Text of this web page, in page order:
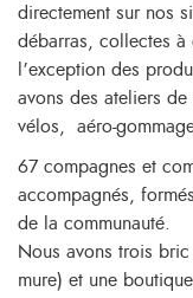
directement sur nos
débarras, collectes
l’exception des
avons des ateliers de
vélos, aéro-
67 compagnes et
accompagnés,
de la communauté.
Nous avons trois
mure) et une